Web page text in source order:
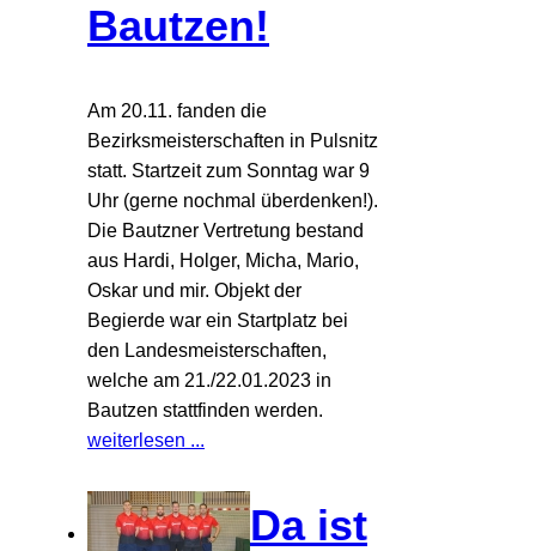
Bautzen!
Am 20.11. fanden die
Bezirksmeisterschaften in Pulsnitz
statt. Startzeit zum Sonntag war 9
Uhr (gerne nochmal überdenken!).
Die Bautzner Vertretung bestand
aus Hardi, Holger, Micha, Mario,
Oskar und mir. Objekt der
Begierde war ein Startplatz bei
den Landesmeisterschaften,
welche am 21./22.01.2023 in
Bautzen stattfinden werden.
weiterlesen ...
Da ist